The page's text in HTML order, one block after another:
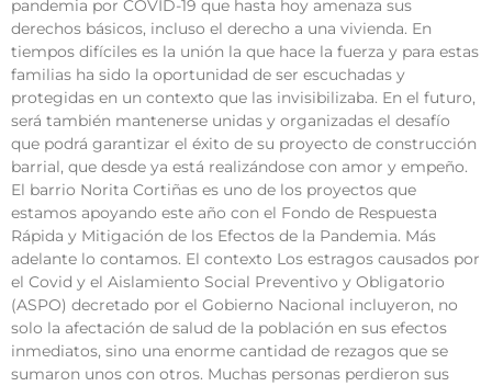
pandemia por COVID-19 que hasta hoy amenaza sus
derechos básicos, incluso el derecho a una vivienda. En
tiempos difíciles es la unión la que hace la fuerza y para estas
familias ha sido la oportunidad de ser escuchadas y
protegidas en un contexto que las invisibilizaba. En el futuro,
será también mantenerse unidas y organizadas el desafío
que podrá garantizar el éxito de su proyecto de construcción
barrial, que desde ya está realizándose con amor y empeño.
El barrio Norita Cortiñas es uno de los proyectos que
estamos apoyando este año con el Fondo de Respuesta
Rápida y Mitigación de los Efectos de la Pandemia. Más
adelante lo contamos. El contexto Los estragos causados por
el Covid y el Aislamiento Social Preventivo y Obligatorio
(ASPO) decretado por el Gobierno Nacional incluyeron, no
solo la afectación de salud de la población en sus efectos
inmediatos, sino una enorme cantidad de rezagos que se
sumaron unos con otros. Muchas personas perdieron sus